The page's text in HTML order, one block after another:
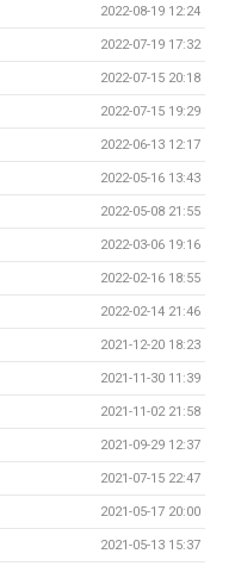
2022-08-19 12:24
2022-07-19 17:32
2022-07-15 20:18
2022-07-15 19:29
2022-06-13 12:17
2022-05-16 13:43
2022-05-08 21:55
2022-03-06 19:16
2022-02-16 18:55
2022-02-14 21:46
2021-12-20 18:23
2021-11-30 11:39
2021-11-02 21:58
2021-09-29 12:37
2021-07-15 22:47
2021-05-17 20:00
2021-05-13 15:37